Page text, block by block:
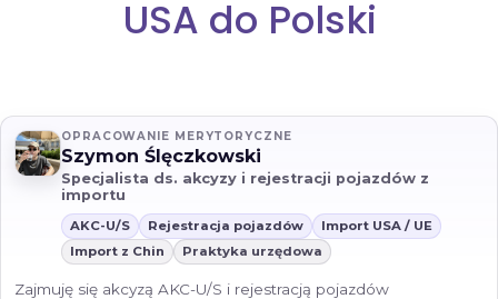
USA do Polski
OPRACOWANIE MERYTORYCZNE
Szymon Ślęczkowski
Specjalista ds. akcyzy i rejestracji pojazdów z
importu
AKC-U/S Rejestracja pojazdów
Import USA / UE
Import z Chin
Praktyka urzędowa
Zajmuję się akcyzą AKC-U/S i rejestracją pojazdów